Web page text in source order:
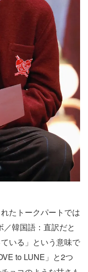
たトークパートでは
／韓国語：直訳だと
いる」という意味で
to LUNE」と2つ